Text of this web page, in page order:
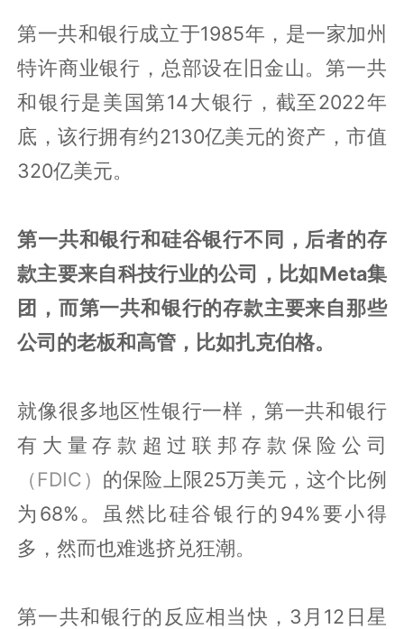
第一共和银行成立于1985年，是一家加州
特许商业银行，总部设在旧金山。第一共
和银行是美国第14大银行，截至2022年
底，该行拥有约2130亿美元的资产，市值
320亿美元。
第一共和银行和硅谷银行不同，后者的存
款主要来自科技行业的公司，比如Meta集
团，而第一共和银行的存款主要来自那些
公司的老板和高管，比如扎克伯格。
就像很多地区性银行一样，第一共和银行
有大量存款超过联邦存款保险公司
（FDIC） 的保险上限25万美元，这个比例
为68%。虽然比硅谷银行的94%要小得
多，然而也难逃挤兑狂潮。
第一共和银行的反应相当快，3月12日星